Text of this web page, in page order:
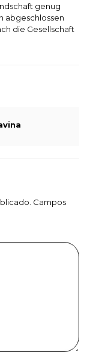
genug
abgeschlossen
die Gesellschaft
Campos